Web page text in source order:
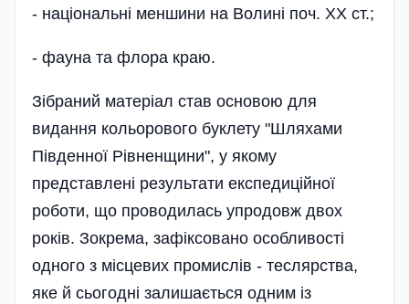
- національні меншини на Волині поч. XX ст.;
- фауна та флора краю.
Зібраний матеріал став основою для
видання кольорового буклету "Шляхами
Південної Рівненщини", у якому
представлені результати експедиційної
роботи, що проводилась упродовж двох
років. Зокрема, зафіксовано особливості
одного з місцевих промислів - теслярства,
яке й сьогодні залишається одним із